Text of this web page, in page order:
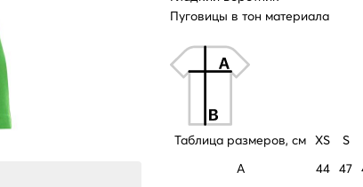
Пуговицы в тон материала
Таблица размеров, см XS S
A
44 47